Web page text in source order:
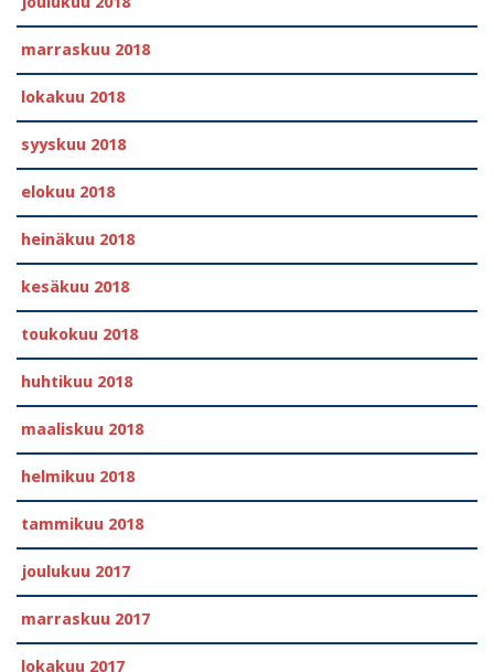
marraskuu 2018
lokakuu 2018
syyskuu 2018
elokuu 2018
heinäkuu 2018
kesäkuu 2018
toukokuu 2018
huhtikuu 2018
maaliskuu 2018
helmikuu 2018
tammikuu 2018
joulukuu 2017
marraskuu 2017
lokakuu 2017